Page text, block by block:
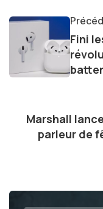
informations
les
dans le paysage
évolution.
Fini
Marshall
parleur de